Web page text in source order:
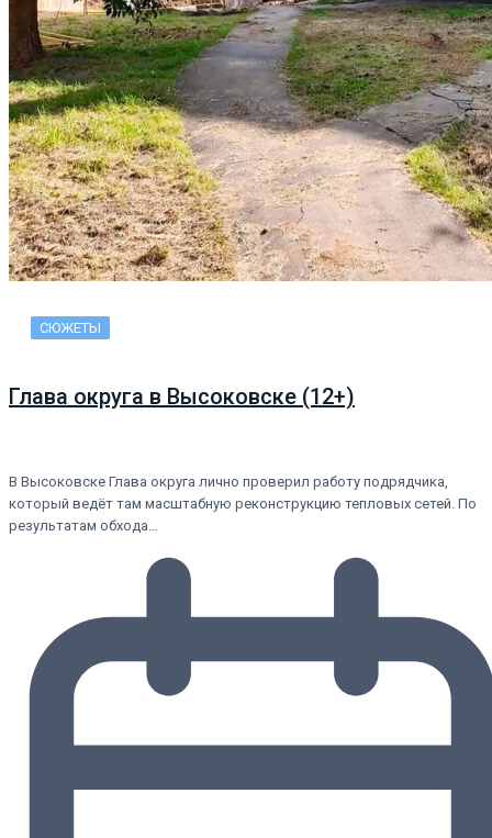
СЮЖЕТЫ
Глава округа в Высоковске (12+)
В Высоковске Глава округа лично проверил работу подрядчика,
который ведёт там масштабную реконструкцию тепловых сетей. По
результатам обхода…